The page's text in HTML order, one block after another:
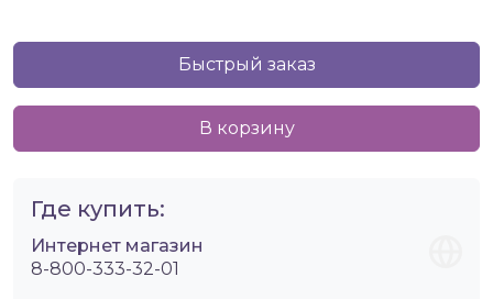
Быстрый заказ
В корзину
Где купить:
Интернет магазин
8-800-333-32-01